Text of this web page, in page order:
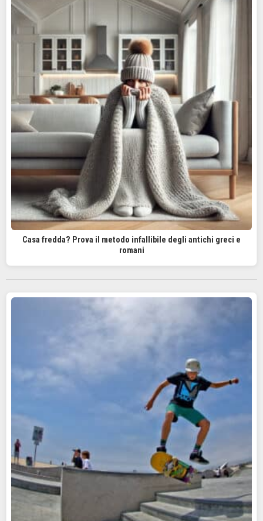
Casa fredda? Prova il metodo infallibile degli antichi greci e
romani